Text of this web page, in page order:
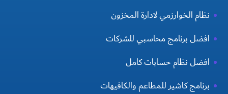
نظام الخوارزمي لادارة المخزون
افضل برنامج محاسبي للشركات
افضل نظام حسابات كامل
برنامج كاشير للمطاعم والكافيهات